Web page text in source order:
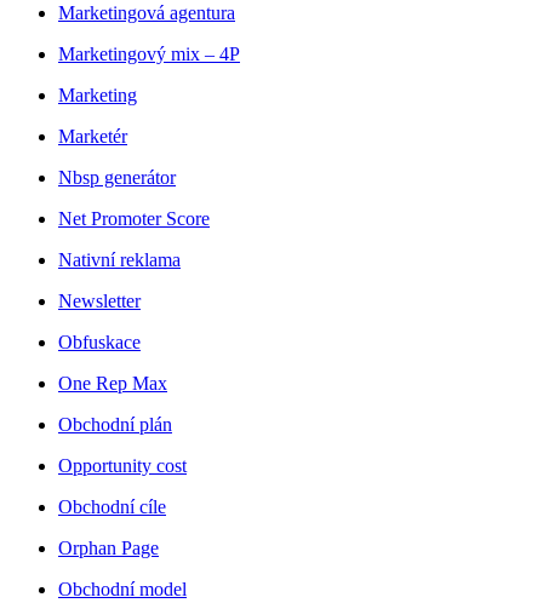
Marketingová agentura
Marketingový mix – 4P
Marketing
Marketér
Nbsp generátor
Net Promoter Score
Nativní reklama
Newsletter
Obfuskace
One Rep Max
Obchodní plán
Opportunity cost
Obchodní cíle
Orphan Page
Obchodní model